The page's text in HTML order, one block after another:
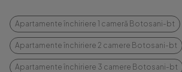
Apartamente închiriere 1 cameră Botosani-bt
Apartamente închiriere 2 camere Botosani-bt
Apartamente închiriere 3 camere Botosani-bt